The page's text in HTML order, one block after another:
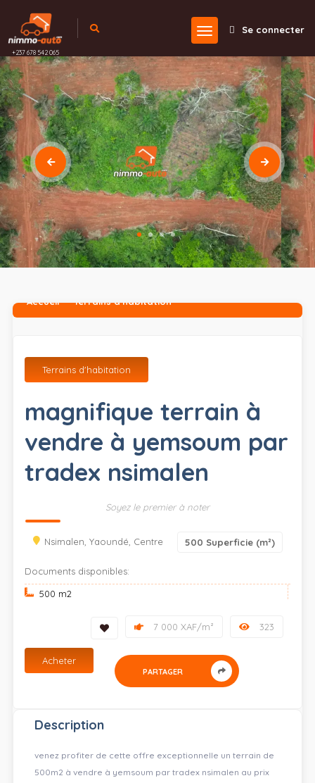
+237 678 542 065
Se connecter
Accueil Terrains d'habitation
Terrains d'habitation
magnifique terrain à
vendre à yemsoum par
tradex nsimalen
Soyez le premier à noter
Nsimalen, Yaoundé, Centre 500 Superficie (m²)
Documents disponibles:
500 m2
323
7 000 XAF/m²
Acheter
PARTAGER
Description
venez profiter de cette offre exceptionnelle un terrain de
500m2 à vendre à yemsoum par tradex nsimalen au prix